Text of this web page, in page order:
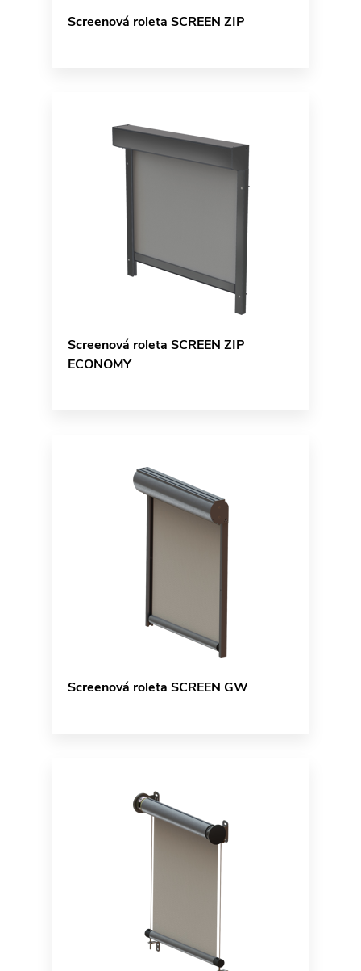
Screenová roleta SCREEN ZIP
Screenová roleta SCREEN ZIP
ECONOMY
Screenová roleta SCREEN GW